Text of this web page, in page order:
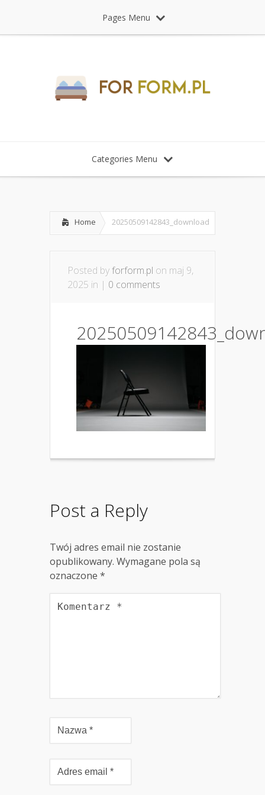
Pages Menu
Categories Menu
Home 20250509142843_download
Posted byforform.pl on maj 9,
2025 in | 0 comments
Post a Reply
Twój adres email nie zostanie
opublikowany. Wymagane pola są
oznaczone *